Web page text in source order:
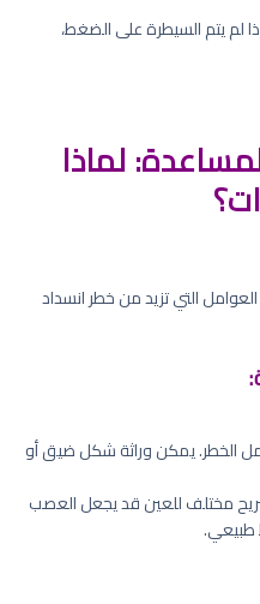
لم يتم السيطرة على الضغط،
لماذا
التي تزيد من خطر انسداد
الخطر. يمكن وراثة شكل ضيق أو
مختلف للعين قد يجعل العصب
طبيعي.